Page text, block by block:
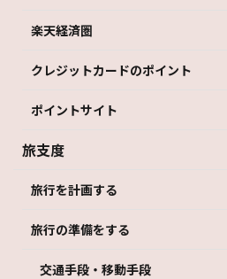
楽天経済圏
クレジットカードのポイント
ポイントサイト
旅支度
旅行を計画する
旅行の準備をする
交通手段・移動手段